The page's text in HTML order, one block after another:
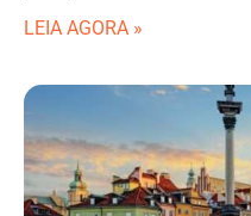
LEIA AGORA »